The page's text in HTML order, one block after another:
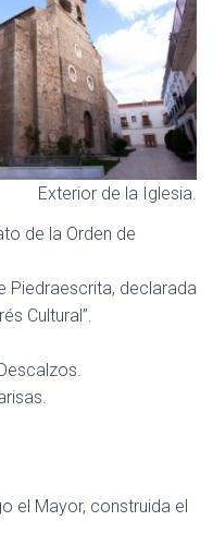
Exterior de la Iglesia.
de la Orden de
Piedraescrita, declarada
Cultural”.
el Mayor, construida el